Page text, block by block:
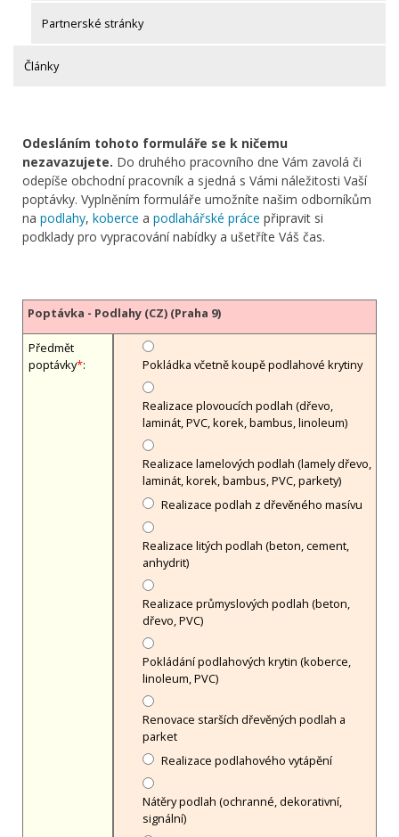
Partnerské stránky
Články
Odesláním tohoto formuláře se k ničemu
nezavazujete. Do druhého pracovního dne Vám zavolá či
odepíše obchodní pracovník a sjedná s Vámi náležitosti Vaší
poptávky. Vyplněním formuláře umožníte našim odborníkům
na podlahy, koberce a podlahářské práce připravit si
podklady pro vypracování nabídky a ušetříte Váš čas.
Poptávka - Podlahy (CZ) (Praha 9)
Předmět
poptávky*: Pokládka včetně koupě podlahové krytiny
Realizace plovoucích podlah (dřevo,
laminát, PVC, korek, bambus, linoleum)
Realizace lamelových podlah (lamely dřevo,
laminát, korek, bambus, PVC, parkety)
Realizace podlah z dřevěného masívu
Realizace litých podlah (beton, cement,
anhydrit)
Realizace průmyslových podlah (beton,
dřevo, PVC)
Pokládání podlahových krytin (koberce,
linoleum, PVC)
Renovace starších dřevěných podlah a
parket
Realizace podlahového vytápění
Nátěry podlah (ochranné, dekorativní,
signální)